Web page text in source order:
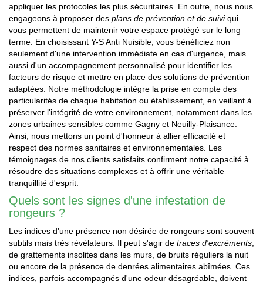
appliquer les protocoles les plus sécuritaires. En outre, nous nous
engageons à proposer des plans de prévention et de suiviqui
vous permettent de maintenir votre espace protégé sur le long
terme. En choisissant Y-S Anti Nuisible, vous bénéficiez non
seulement d'une intervention immédiate en cas d'urgence, mais
aussi d'un accompagnement personnalisé pour identifier les
facteurs de risque et mettre en place des solutions de prévention
adaptées. Notre méthodologie intègre la prise en compte des
particularités de chaque habitation ou établissement, en veillant à
préserver l'intégrité de votre environnement, notamment dans les
zones urbaines sensibles comme Gagny et Neuilly-Plaisance.
Ainsi, nous mettons un point d'honneur à allier efficacité et
respect des normes sanitaires et environnementales. Les
témoignages de nos clients satisfaits confirment notre capacité à
résoudre des situations complexes et à offrir une véritable
tranquillité d'esprit.
Quels sont les signes d'une infestation de
rongeurs ?
Les indices d'une présence non désirée de rongeurs sont souvent
subtils mais très révélateurs. Il peut s'agir de traces d'excréments
de grattements insolites dans les murs, de bruits réguliers la nuit
ou encore de la présence de denrées alimentaires abîmées. Ces
indices, parfois accompagnés d'une odeur désagréable, doivent